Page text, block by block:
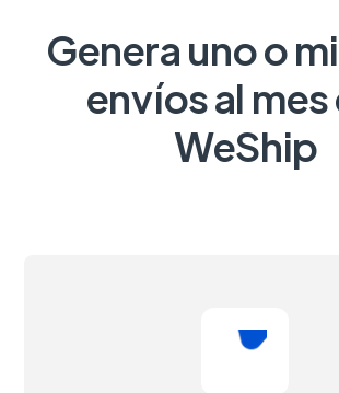
Genera uno o
envíos al mes
WeShip